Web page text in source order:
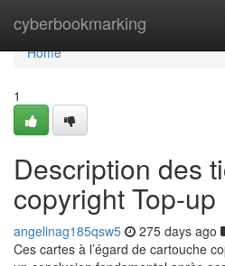
cyberbookmarking
Home
Home
1
Description des
copyright Top-up
angelinag185qsw5 275 days ago
Ces cartes à l’égard de cartouche